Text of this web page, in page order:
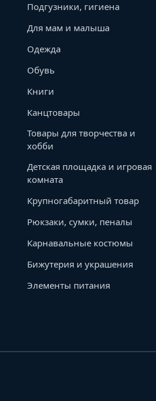
Подгузники, гигиена
Для мам и малыша
Одежда
Обувь
Книги
Канцтовары
Товары для творчества и
хобби
Детская площадка и игровая
комната
Крупногабаритный товар
Рюкзаки, сумки, пеналы
Карнавальные костюмы
Бижутерия и украшения
Элементы питания